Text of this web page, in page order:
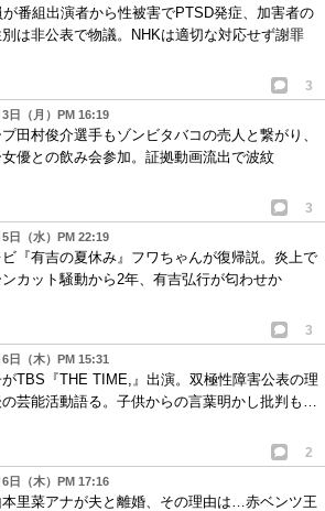
が番組出演者から性被害でPTSD発症、加害者の
は非公表で物議。NHKは適切な対応せず謝罪
3
日（月）PM 16:19
田村俊介選手もゾンビタバコの売人と繋がり、
優との飲み会参加。証拠動画流出で波紋
3
日（水）PM 22:19
『有吉の夏休み』フワちゃんが復帰説。炎上で
カット騒動から2年、有吉弘行が匂わせか
3
日（木）PM 15:31
TBS『THE TIME,』出演。双極性障害公表の理
芸能活動語る。子供からの言葉明かし批判も…
2
日（木）PM 17:16
里菜アナが夫と離婚、その理由は…赤ベンツ王